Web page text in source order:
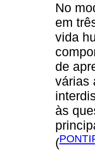
No
em
vida
de
várias
às
(